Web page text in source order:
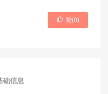
 赞(0)
础信息